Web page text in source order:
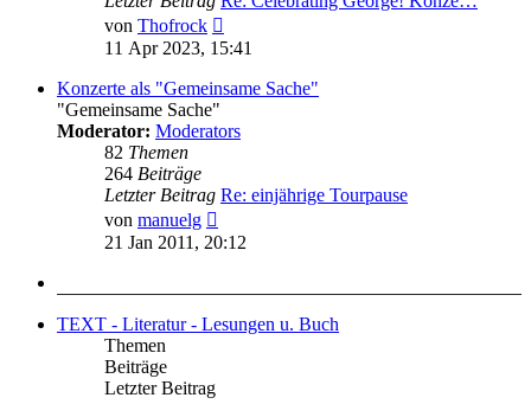
von Thofrock
Beitrag
11 Apr 2023, 15:41
Konzerte als "Gemeinsame Sache"
"Gemeinsame Sache"
Moderator: Moderators
82 Themen
264 Beiträge
Letzter Beitrag Re: einjährige Tourpause
von manuelg
Beitrag
21 Jan 2011, 20:12
TEXT - Literatur - Lesungen u. Buch
Themen
Beiträge
Letzter Beitrag